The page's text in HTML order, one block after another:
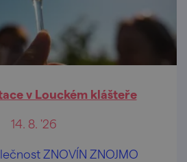
v Louckém klášteře
14. 8. '26
ZNOVÍN ZNOJMO